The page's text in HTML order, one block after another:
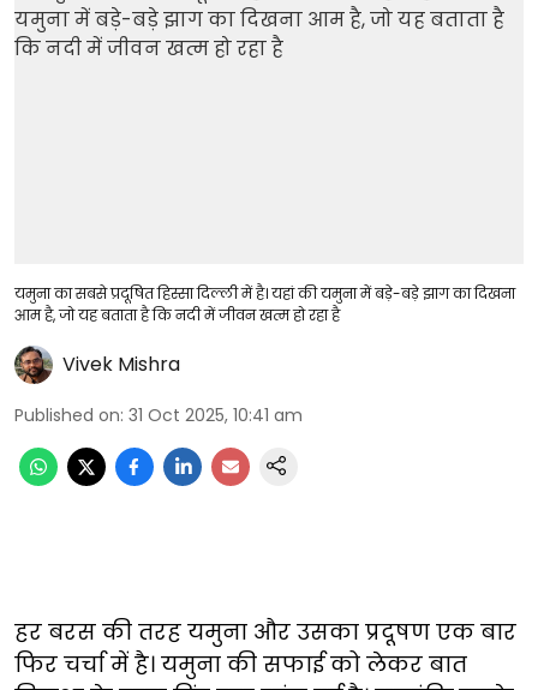
यमुना का सबसे प्रदूषित हिस्सा दिल्ली में है। यहां की यमुना में बड़े-बड़े झाग का दिखना
आम है, जो यह बताता है कि नदी में जीवन खत्म हो रहा है
Vivek Mishra
Published on: 31 Oct 2025, 10:41 am
हर बरस की तरह यमुना और उसका प्रदूषण एक बार
फिर चर्चा में है। यमुना की सफाई को लेकर बात